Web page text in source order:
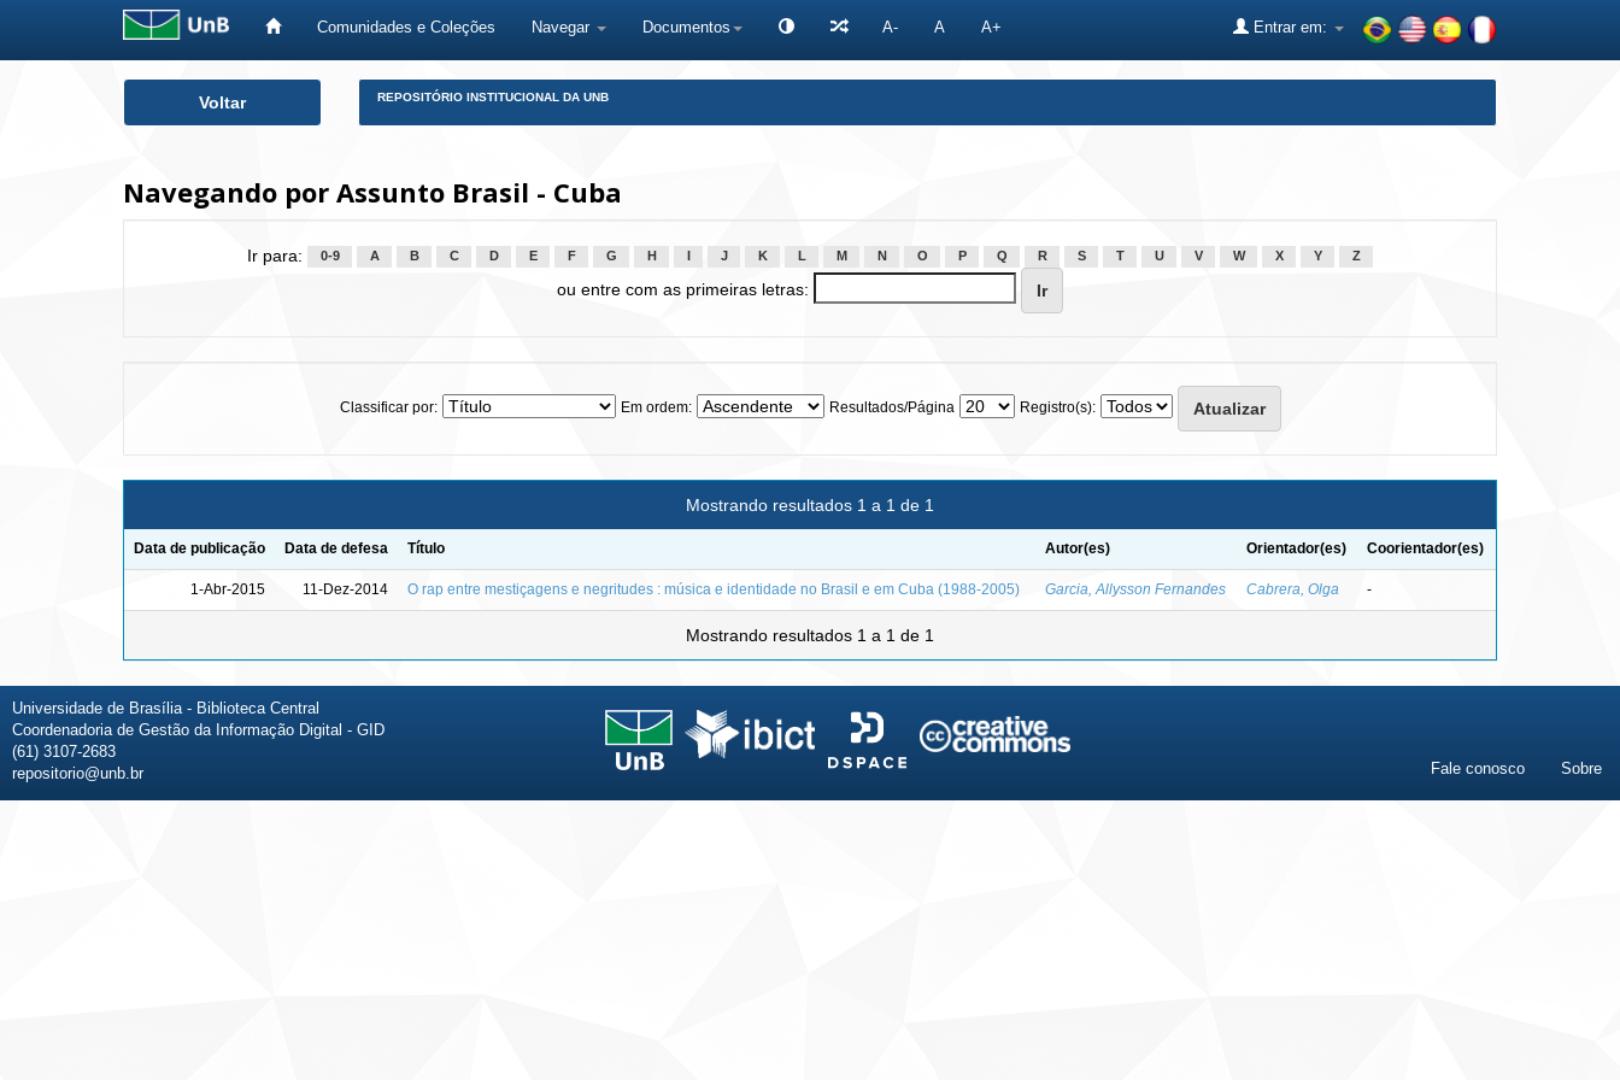
Comunidades e Coleções Navegar Documentos A- A A+ Entrar em:
Voltar REPOSITÓRIO INSTITUCIONAL DA UNB
Navegando por Assunto Brasil - Cuba
Ir para: 0-9 A B C D E F G H J K L M N O P Q R S T U V W X Y Z
ou entre com as primeiras letras:
Classificar por: Em ordem: Resultados/Página Registro(s):
Mostrando resultados 1 a 1 de 1
Data de publicação Data de defesa Título Autor(es) Orientador(es) Coorientador(es)
1-Abr-2015 11-Dez-2014 O rap entre mestiçagens e negritudes : música e identidade no Brasil e em Cuba (1988-2005) Garcia, Allysson Fernandes Cabrera, Olga -
Mostrando resultados 1 a 1 de 1
Universidade de Brasília - Biblioteca Central
Coordenadoria de Gestão da Informação Digital - GID
(61) 3107-2683
repositorio@unb.br
Fale conosco Sobre